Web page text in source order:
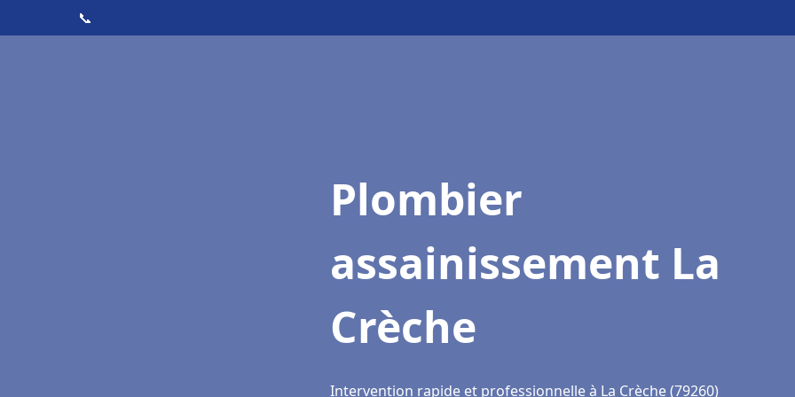
📞
Plombier
assainissement La
Crèche
Intervention rapide et professionnelle à La Crèche (79260)